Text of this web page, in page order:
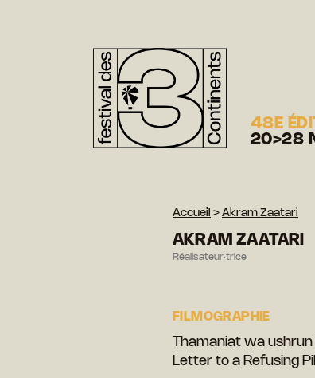
48E
20>28
Accueil > Akram Zaatari
AKRAM ZAATARI
Réalisateur·trice
FILMOGRAPHIE
Thamaniat wa
Letter to a Refusing